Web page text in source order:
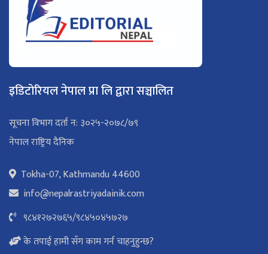
इडिटोरियल नेपाल प्रा लि द्वारा सञ्चालित
सूचना विभाग दर्ता न: ३०२५-२०७८/७९
नेपाल राष्ट्रिय दैनिक
Tokha-07, Kathmandu 44600
info@nepalrastriyadainik.com
९८४१२७२७६५/९८४५०४५७२७
के तपाई हामी सँग काम गर्न चाहनुहुन्छ?